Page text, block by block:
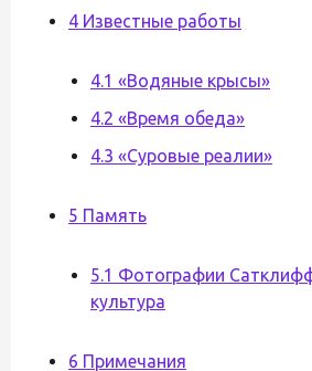
4 Известные работы
4.1 «Водяные крысы»
4.2 «Время обеда»
4.3 «Суровые реалии»
5 Память
5.1 Фотографии
культура
6 Примечания